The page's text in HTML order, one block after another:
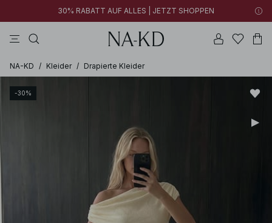
30% RABATT AUF ALLES | JETZT SHOPPEN
NA-KD / Kleider / Drapierte Kleider
-30%